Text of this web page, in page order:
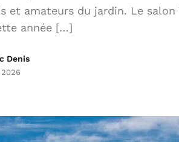
et amateurs du jardin. Le salon
année […]
Denis
2026